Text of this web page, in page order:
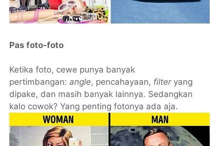
Pas foto-foto
Ketika foto, cewe punya banyak
pertimbangan:angle, pencahayaan, filter yang
dipake, dan masih banyak lainnya. Sedangkan
kalo cowok? Yang penting fotonya ada aja.